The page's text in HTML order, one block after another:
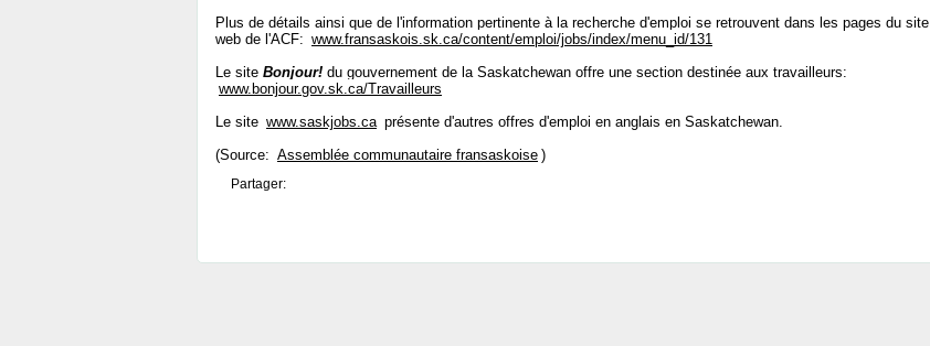
Plus de détails ainsi que de l'information pertinente à la recherche d'emploi se retrouvent dans les pages du site
web de l'ACF: www.fransaskois.sk.ca/content/emploi/jobs/index/menu_id/131
Le site Bonjour! du gouvernement de la Saskatchewan offre une section destinée aux travailleurs:
www.bonjour.gov.sk.ca/Travailleurs
Le site www.saskjobs.ca présente d'autres offres d'emploi en anglais en Saskatchewan.
(Source: Assemblée communautaire fransaskoise )
Partager: